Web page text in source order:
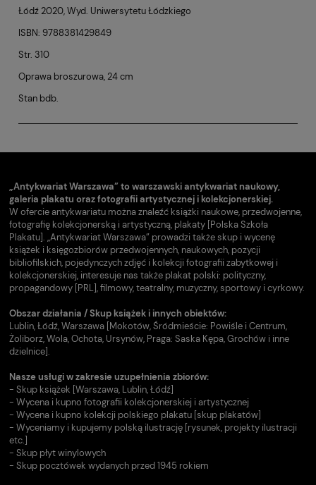
Łódź 2020, Wyd. Uniwersytetu Łódzkiego
ISBN: 9788381429849
Str. 310
Oprawa broszurowa, 24 cm
Stan bdb.
„Antykwariat Warszawa” to warszawski antykwariat naukowy,
galeria plakatu oraz fotografii artystycznej i kolekcjonerskiej.
W ofercie antykwariatu można znaleźć książki naukowe, przedwojenne,
fotografię kolekcjonerską i artystyczną, plakaty [Polska Szkoła
Plakatu]. „Antykwariat Warszawa” prowadzi także skup i wycenę
książek i księgozbiorów przedwojennych, naukowych, pozycji
bibliofilskich, pojedynczych zdjęć i kolekcji fotografii zabytkowej i
kolekcjonerskiej, interesuje nas także plakat polski: polityczny,
propagandowy [PRL], filmowy, teatralny, muzyczny, sportowy i cyrkowy.
Obszar działania / Skup książek i innych obiektów:
Lublin, Łódź, Warszawa [Mokotów, Śródmieście: Powiśle i Centrum,
Żoliborz, Wola, Ochota, Ursynów, Praga: Saska Kępa, Grochów i inne
dzielnice].
Nasze usługi w zakresie uzupełnienia zbiorów:
- Skup książek [Warszawa, Lublin, Łódź]
- Wycena i kupno fotografii kolekcjonerskiej i artystycznej
- Wycena i kupno kolekcji polskiego plakatu [skup plakatów]
- Wyceniamy i kupujemy polską ilustrację [rysunek, projekty ilustracji
etc.]
- Skup płyt winylowych
- Skup pocztówek wydanych przed 1945 rokiem